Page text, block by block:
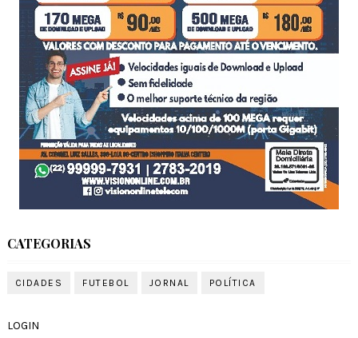
CATEGORIAS
CIDADES FUTEBOL JORNAL POLÍTICA
LOGIN